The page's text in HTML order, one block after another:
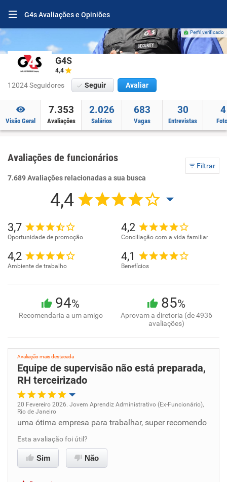
G4s Avaliações e Opiniões
Perfil verificado
G4S
4,4
12024 Seguidores Seguir Avaliar
Visão Geral
7.353
Avaliações
2.026
Salários
683
Vagas
30
Entrevistas
4
Avaliações de funcionários
Filtrar
7.689 Avaliações relacionadas a sua busca
4,4
3,7
Oportunidade de promoção
4,2
Conciliação com a vida familiar
4,2
Ambiente de trabalho
4,1
Benefícios
94%
Recomendaria a um amigo
85%
Aprovam a diretoria (de 4936
avaliações)
Avaliação mais destacada
Equipe de supervisão não está preparada,
RH terceirizado
Oportunidade de promoção
Ambiente de trabalho
Conciliação com a vida familiar
20 Fevereiro 2026. Jovem Aprendiz Administrativo (Ex-Funcionário),
Rio de Janeiro
uma ótima empresa para trabalhar, super recomendo
Esta avaliação foi útil?
Sim Não